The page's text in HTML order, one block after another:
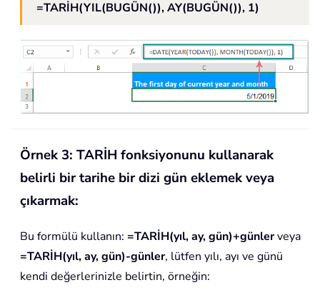
=TARİH(YIL(BUGÜN()), AY(BUGÜN()), 1)
Örnek 3: TARİH fonksiyonunu kullanarak
belirli bir tarihe bir dizi gün eklemek veya
çıkarmak:
Bu formülü kullanın: =TARİH(yıl, ay, gün)+günlerveya
=TARİH(yıl, ay, gün)-günler, lütfen yılı, ayı ve günü
kendi değerlerinizle belirtin, örneğin: